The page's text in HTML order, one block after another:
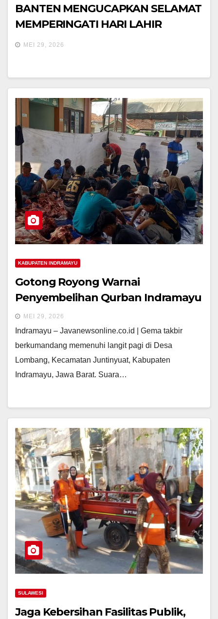
BANTEN MENGUCAPKAN SELAMAT
MEMPERINGATI HARI LAHIR
PANCASILA 1 JUNI 2026
MEI 29, 2026
KABUPATEN INDRAMAYU
Gotong Royong Warnai
Penyembelihan Qurban Indramayu
MEI 29, 2026
Indramayu – Javanewsonline.co.id | Gema takbir
berkumandang memenuhi langit pagi di Desa
Lombang, Kecamatan Juntinyuat, Kabupaten
Indramayu, Jawa Barat. Suara…
SULAWESI
Jaga Kebersihan Fasilitas Publik,